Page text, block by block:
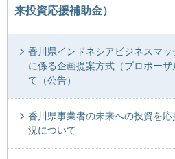
来投資応援補助金）
香川県インドネシアビジネスマ
に係る企画提案方式（プロポー
て（公告）
香川県事業者の未来への投資を
況について